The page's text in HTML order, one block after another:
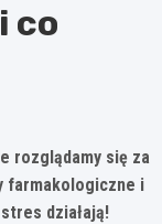
co
rozglądamy się za
farmakologiczne i
działają!